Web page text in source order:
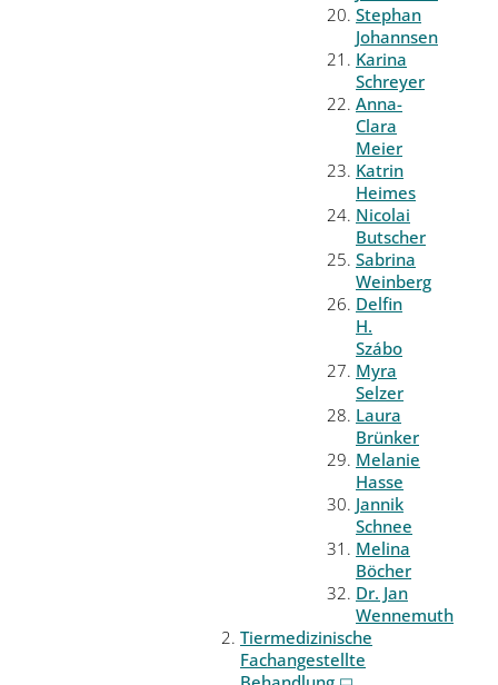
Stephan
Johannsen
Karina
Schreyer
Anna-
Clara
Meier
Katrin
Heimes
Nicolai
Butscher
Sabrina
Weinberg
Delfin
H.
Szábo
Myra
Selzer
Laura
Brünker
Melanie
Hasse
Jannik
Schnee
Melina
Böcher
Dr. Jan
Wennemuth
Tiermedizinische
Fachangestellte